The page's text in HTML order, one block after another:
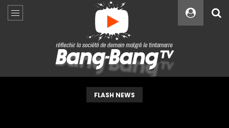
FLASH NEWS
Custom Amount
VEUILLEZ PATIENTER...